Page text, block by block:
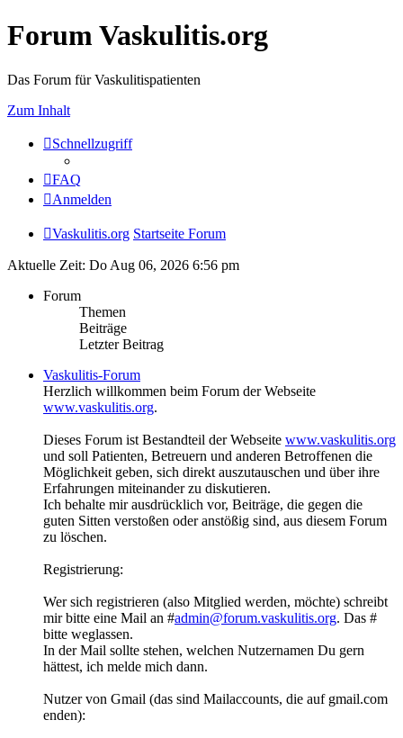
Forum Vaskulitis.org
Das Forum für Vaskulitispatienten
Zum Inhalt
Schnellzugriff
FAQ
Anmelden
Vaskulitis.org Startseite Forum
Aktuelle Zeit: Do Aug 06, 2026 6:56 pm
Forum
Themen
Beiträge
Letzter Beitrag
Vaskulitis-Forum
Herzlich willkommen beim Forum der Webseite
www.vaskulitis.org.
Dieses Forum ist Bestandteil der Webseite www.vaskulitis.org
und soll Patienten, Betreuern und anderen Betroffenen die
Möglichkeit geben, sich direkt auszutauschen und über ihre
Erfahrungen miteinander zu diskutieren.
Ich behalte mir ausdrücklich vor, Beiträge, die gegen die
guten Sitten verstoßen oder anstößig sind, aus diesem Forum
zu löschen.
Registrierung:
Wer sich registrieren (also Mitglied werden, möchte) schreibt
mir bitte eine Mail an #admin@forum.vaskulitis.org. Das #
bitte weglassen.
In der Mail sollte stehen, welchen Nutzernamen Du gern
hättest, ich melde mich dann.
Nutzer von Gmail (das sind Mailaccounts, die auf gmail.com
enden):